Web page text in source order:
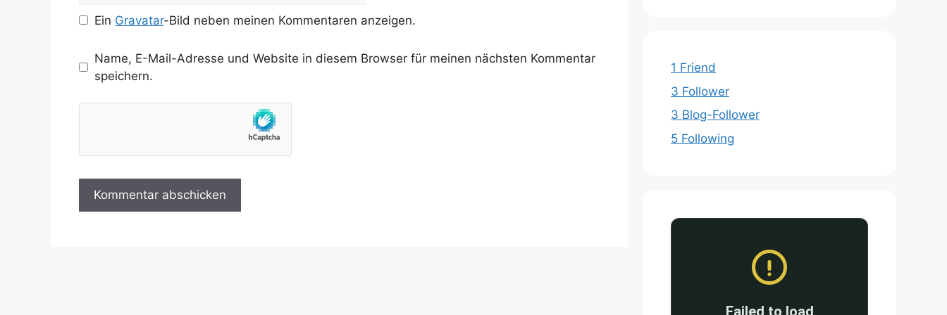
Ein Gravatar-Bild neben meinen Kommentaren anzeigen.
Name, E-Mail-Adresse und Website in diesem Browser für meinen nächsten Kommentar
speichern.
1 Friend
3 Follower
3 Blog-Follower
5 Following